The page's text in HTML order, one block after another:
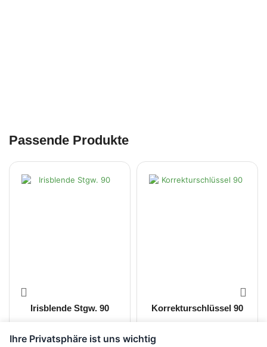
Passende Produkte
Irisblende Stgw. 90 Korrekturschlüssel 90
Ihre Privatsphäre ist uns wichtig